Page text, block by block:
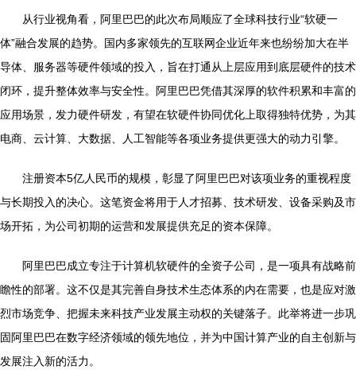
从行业视角看，阿里巴巴的此次布局顺应了全球科技行业“软硬一
体”融合发展的趋势。国内多家领先的互联网企业近年来也纷纷加大在半
导体、服务器等硬件领域的投入，旨在打通从上层应用到底层硬件的技术
闭环，提升整体效率与安全性。阿里巴巴凭借其深厚的软件积累和丰富的
应用场景，发力硬件研发，有望在软硬件协同优化上取得独特优势，为其
电商、云计算、大数据、人工智能等各项业务提供更强大的动力引擎。
注册资本5亿人民币的规模，彰显了阿里巴巴对该项业务的重视程度
与长期投入的决心。这笔资金将用于人才招募、技术研发、设备采购及市
场开拓，为公司初期的运营和发展提供充足的资本保障。
阿里巴巴成立专注于计算机软硬件的全资子公司，是一项具有战略前
瞻性的部署。这不仅是其完善自身技术生态体系的内在需要，也是应对激
烈市场竞争、把握未来科技产业发展主动权的关键落子。此举将进一步巩
固阿里巴巴在数字经济领域的领先地位，并为中国计算产业的自主创新与
发展注入新的活力。